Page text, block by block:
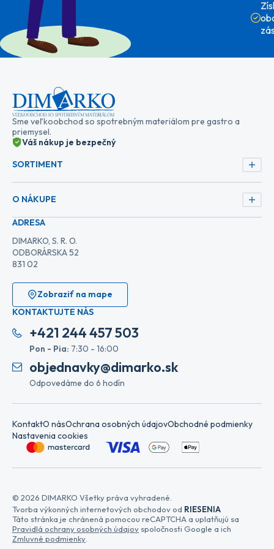
Sme veľkoobchod so spotrebným materiálom pre gastro a
priemysel.
Váš nákup je bezpečný
SORTIMENT
O NÁKUPE
ADRESA
DIMARKO, S. R. O.
ODBORÁRSKA 52
831 02
Zobraziť na mape
KONTAKTUJTE NÁS
+421 244 457 503
Pon - Pia: 7:30 - 16:00
objednavky@dimarko.sk
Odpovedáme do 6 hodín
KontaktO násOchrana osobných údajovObchodné podmienky
Nastavenia cookies
© 2026 DIMARKO Všetky práva vyhradené.
Tvorba výkonných internetových obchodov od RIESENIA
Táto stránka je chránená pomocou reCAPTCHA a uplatňujú sa
Pravidlá ochrany osobných údajov spoločnosti Google a ich
Zmluvné podmienky